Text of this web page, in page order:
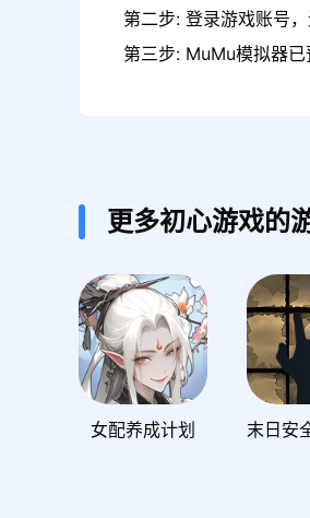
第二步: 登录游戏账号
第三步: MuMu模拟器
更多初心游戏的
女配养成计划